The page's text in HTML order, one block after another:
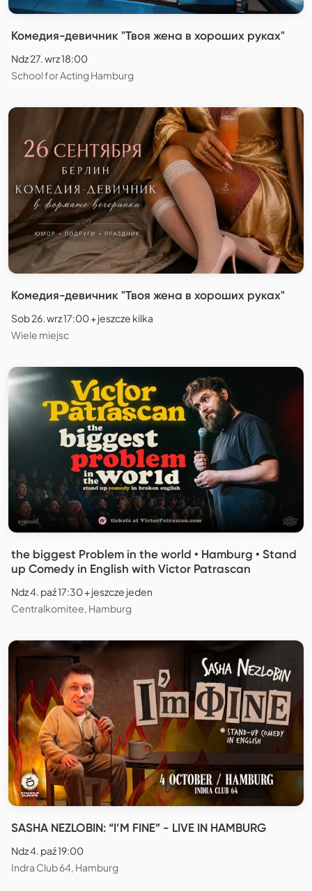
Комедия-девичник "Твоя жена в хороших руках"
Ndz 27. wrz 18:00
School for Acting Hamburg
Комедия-девичник "Твоя жена в хороших руках"
Sob 26. wrz 17:00 + jeszcze kilka
Wiele miejsc
the biggest Problem in the world • Hamburg • Stand
up Comedy in English with Victor Patrascan
Ndz 4. paź 17:30 + jeszcze jeden
Centralkomitee, Hamburg
SASHA NEZLOBIN: “I’M FINE” - LIVE IN HAMBURG
Ndz 4. paź 19:00
Indra Club 64, Hamburg